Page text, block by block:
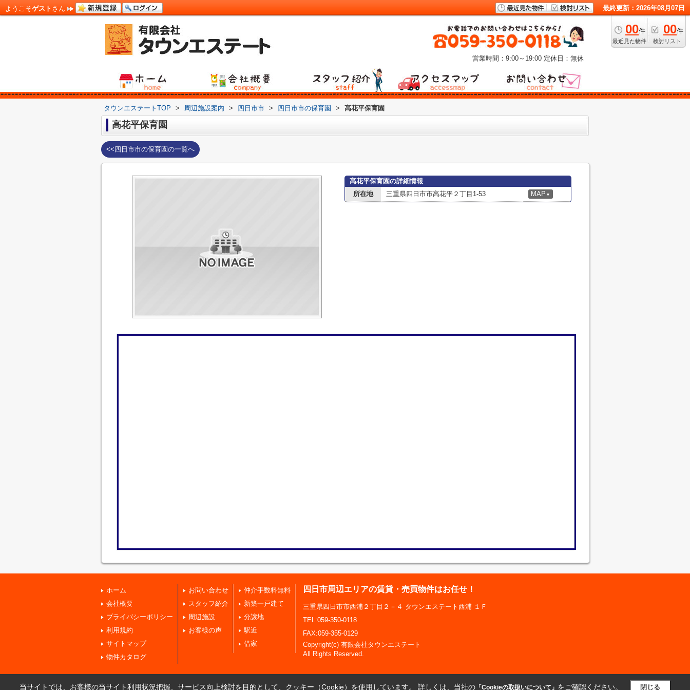
ようこそゲスト さん 最終更新：2026年08月07日
00件
最近見た物件
00件
検討リスト
営業時間：9:00～19:00 定休日：無休
タウンエステートTOP > 周辺施設案内 > 四日市市 > 四日市市の保育園 > 高花平保育園
高花平保育園
<<四日市市の保育園の一覧へ
高花平保育園の詳細情報
所在地
三重県四日市市高花平２丁目1-53 MAP ▼
ホーム
会社概要
プライバシーポリシー
利用規約
サイトマップ
物件カタログ
お問い合わせ
スタッフ紹介
周辺施設
お客様の声
仲介手数料無料
新築一戸建て
分譲地
駅近
借家
四日市周辺エリアの賃貸・売買物件はお任せ！
三重県四日市市西浦２丁目２－４ タウンエステート西浦 １Ｆ
TEL:059-350-0118
FAX:059-355-0129
Copyright(c) 有限会社タウンエステート
All Rights Reserved.
当サイトでは、お客様の当サイト利用状況把握、サービス向上検討を目的として、クッキー（Cookie）を使用しています。 詳しくは、当社の「Cookieの取扱いについて」 をご確認ください。 閉じる